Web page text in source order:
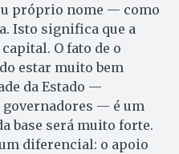
próprio nome — como
Isto significa que a
O fato de o
estar muito bem
da Estado —
— é um
base será muito forte.
diferencial: o apoio